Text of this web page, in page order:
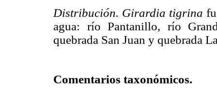
Distribución. Girardia tigrina
agua: río Pantanillo, río
quebrada San Juan y quebrada
Comentarios taxonómicos.